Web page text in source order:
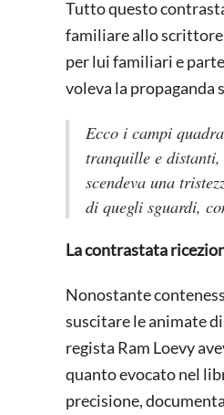
Tutto questo
familiare allo scrittore
per lui familiari e
voleva la propaganda
Ecco i campi
tranquille e
scendeva una
di quegli sguardi,
La contrastata
Nonostante
suscitare le animate
regista Ram Loevy
quanto evocato nel
precisione,